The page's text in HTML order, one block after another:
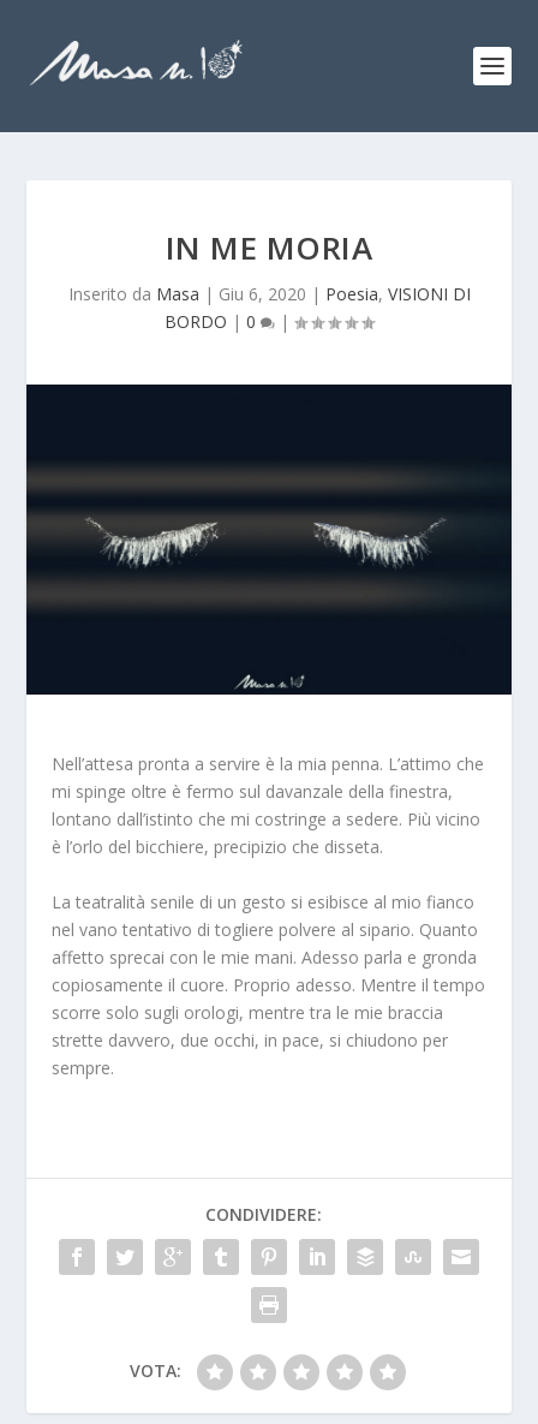
IN ME MORIA
Inserito da Masa | Giu 6, 2020 | Poesia, VISIONI DI
BORDO | 0 |
Nell’attesa pronta a servire è la mia penna. L’attimo che
mi spinge oltre è fermo sul davanzale della finestra,
lontano dall’istinto che mi costringe a sedere. Più vicino
è l’orlo del bicchiere, precipizio che disseta.
La teatralità senile di un gesto si esibisce al mio fianco
nel vano tentativo di togliere polvere al sipario. Quanto
affetto sprecai con le mie mani. Adesso parla e gronda
copiosamente il cuore. Proprio adesso. Mentre il tempo
scorre solo sugli orologi, mentre tra le mie braccia
strette davvero, due occhi, in pace, si chiudono per
sempre.
CONDIVIDERE:
VOTA: